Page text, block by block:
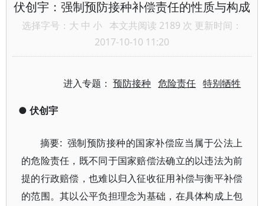
伏创宇：强制预防接种补偿责任的性质与构成
选择字号： 大 中 小 本文共阅读 2189 次 更新时间：
2017-10-10 11:20
进入专题：预防接种 危险责任 特别牺牲
● 伏创宇
摘要: 强制预防接种的国家补偿应当属于公法上
的危险责任，既不同于国家赔偿法确立的以违法为前
提的行政赔偿，也难以归入征收征用补偿与衡平补偿
的范围。其以公平负担理念为基础，在具体构成上包